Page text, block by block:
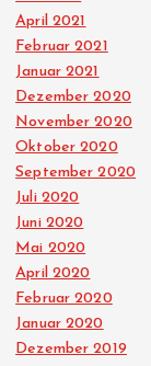
April 2021
Februar 2021
Januar 2021
Dezember 2020
November 2020
Oktober 2020
September 2020
Juli 2020
Juni 2020
Mai 2020
April 2020
Februar 2020
Januar 2020
Dezember 2019